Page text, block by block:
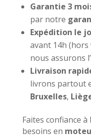
Garantie 3
par notre
Expédition le
avant 14h
nous assurons
Livraison
livrons partout
Bruxelles,
Faites confiance
besoins en